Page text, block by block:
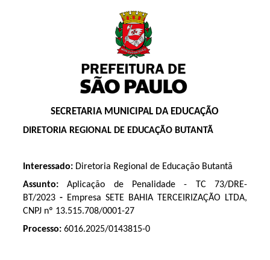
SECRETARIA MUNICIPAL DA EDUCAÇÃO
DIRETORIA REGIONAL DE EDUCAÇÃO BUTANTÃ
Interessado:Diretoria Regional de Educação Butantã
Assunto:Aplicação de Penalidade - TC 73/DRE-
BT/2023- Empresa SETE BAHIA TERCEIRIZAÇÃO LTDA,
CNPJ nº 13.515.708/0001-27
Processo:6016.2025/0143815-0